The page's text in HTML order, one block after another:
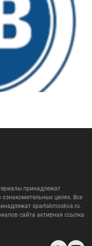
принадлежат
целях. Все
spartakmoskva.ru.
сайта активная ссылка